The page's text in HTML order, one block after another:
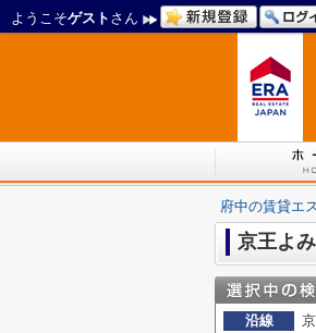
ようこそゲスト さん
府中の賃貸エ
京王よ
沿線